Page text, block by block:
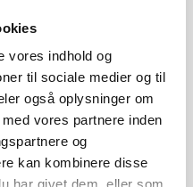
vores indhold og
til sociale medier og til
også oplysninger om
vores partnere inden
og
kan kombinere disse
til din smartphone og